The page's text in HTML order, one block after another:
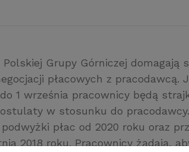
Grupy Górniczej domagają
płacowych z pracodawcą.
1 września pracownicy będą
w stosunku do
płac od 2020 roku oraz
2018 roku. Pracownicy żądają,